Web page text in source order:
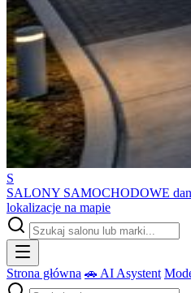
S
SALONY SAMOCHODOWE
lokalizacje na mapie
Strona główna 🚗 AI Asystent